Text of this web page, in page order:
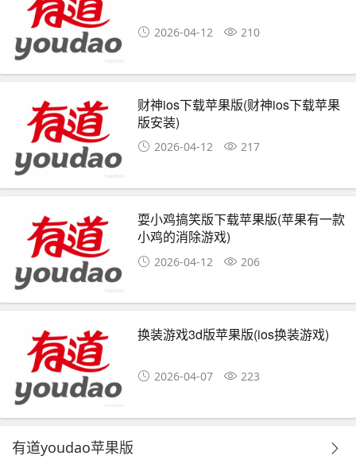
2026-04-12 210
财神ios下载苹果版(财神ios下载苹果
版安装)
2026-04-12 217
耍小鸡搞笑版下载苹果版(苹果有一款
小鸡的消除游戏)
2026-04-12 206
换装游戏3d版苹果版(ios换装游戏)
2026-04-07 223
有道youdao苹果版